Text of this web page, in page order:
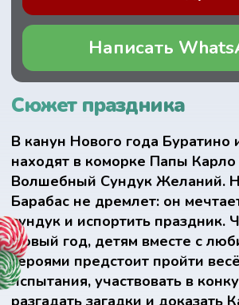
сундук и испортить праздник. Чтобы спасти
Новый год, детям вместе с любимыми
героями предстоит пройти весёлые
испытания, участвовать в конкурсах и танцах,
разгадать загадки и доказать Карабасу, что
добро всегда сильнее.
И конечно, в самый важный момент
появляется Дед Мороз со своей Снегурочкой.
спасает праздник, а каждый ребёнок
становится участником настоящего
новогоднего волшебства.
весёлые игры, конкурсы и танцы с
Буратино, Мальвиной и Снегурочкой;
Диджей, профессиональные микрофоны
праздника;
Что ждёт детей на утреннике